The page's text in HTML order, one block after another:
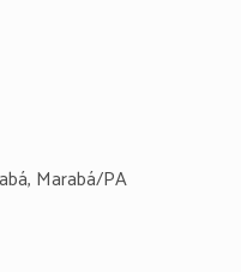
Marabá/PA